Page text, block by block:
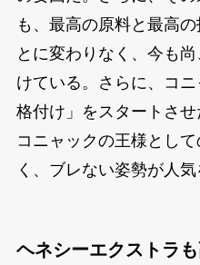
も、最高の原料と最高
とに変わりなく、今も
けている。さらに、コ
格付け」をスタートさせ
コニャックの王様とし
く、ブレない姿勢が人気
ヘネシーエクストラも